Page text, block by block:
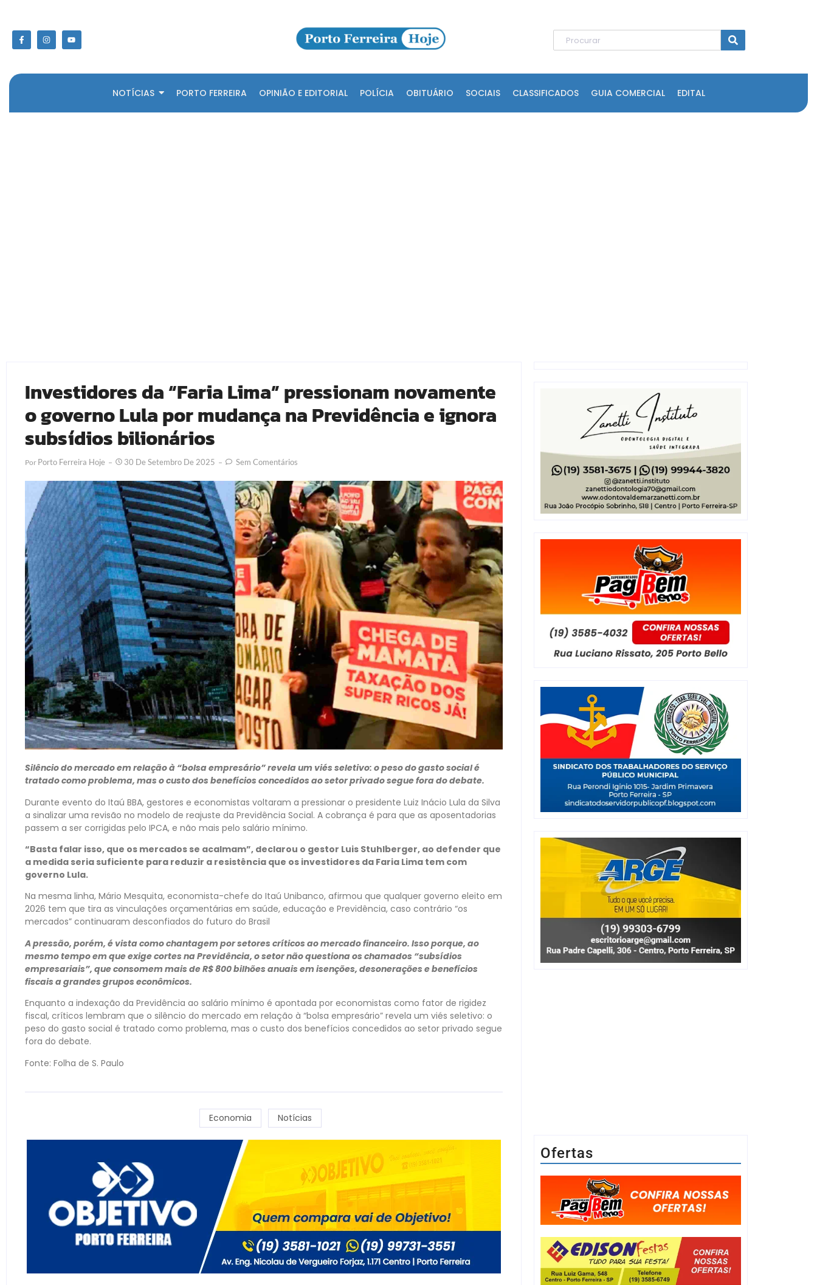
NOTÍCIAS PORTO FERREIRA OPINIÃO E EDITORIAL POLÍCIA OBITUÁRIO SOCIAIS CLASSIFICADOS GUIA COMERCIAL EDITAL
Investidores da “Faria Lima” pressionam novamente
o governo Lula por mudança na Previdência e ignora
subsídios bilionários
Por Porto Ferreira Hoje 30 De Setembro De 2025 Sem Comentários
Silêncio do mercado em relação à “bolsa empresário” revela um viés seletivo: o peso do gasto social é
tratado como problema, mas o custo dos benefícios concedidos ao setor privado segue fora do debate.
Durante evento do Itaú BBA, gestores e economistas voltaram a pressionar o presidente Luiz Inácio Lula da Silva
a sinalizar uma revisão no modelo de reajuste da Previdência Social. A cobrança é para que as aposentadorias
passem a ser corrigidas pelo IPCA, e não mais pelo salário mínimo.
“Basta falar isso, que os mercados se acalmam”, declarou o gestor Luis Stuhlberger, ao defender que
a medida seria suficiente para reduzir a resistência que os investidores da Faria Lima tem com
governo Lula.
Na mesma linha, Mário Mesquita, economista-chefe do Itaú Unibanco, afirmou que qualquer governo eleito em
2026 tem que tira as vinculações orçamentárias em saúde, educação e Previdência, caso contrário “os
mercados” continuaram desconfiados do futuro do Brasil
A pressão, porém, é vista como chantagem por setores críticos ao mercado financeiro. Isso porque, ao
mesmo tempo em que exige cortes na Previdência, o setor não questiona os chamados “subsídios
empresariais”, que consomem mais de R$ 800 bilhões anuais em isenções, desonerações e benefícios
fiscais a grandes grupos econômicos.
Enquanto a indexação da Previdência ao salário mínimo é apontada por economistas como fator de rigidez
fiscal, críticos lembram que o silêncio do mercado em relação à “bolsa empresário” revela um viés seletivo: o
peso do gasto social é tratado como problema, mas o custo dos benefícios concedidos ao setor privado segue
fora do debate.
Fonte: Folha de S. Paulo
Economia Notícias
Ofertas